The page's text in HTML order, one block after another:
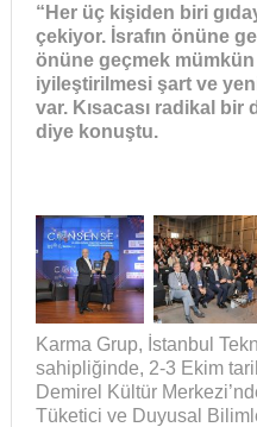
“Her üç kişiden biri
çekiyor. İsrafın önüne
önüne geçmek
iyileştirilmesi şart ve
var. Kısacası radikal bir
diye konuştu.
Karma Grup, İstanbul
sahipliğinde, 2-3 Ekim
Demirel Kültür
Tüketici ve Duyusal